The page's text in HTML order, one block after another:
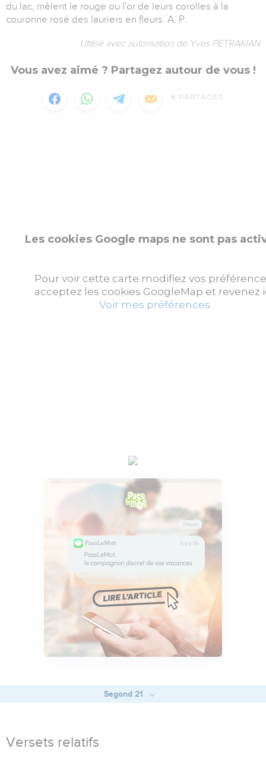
du lac, mêlent le rouge ou l'or de leurs corolles à la
couronne rosé des lauriers en fleurs. A. P.
Utilisé avec autorisation de Yves PETRAKIAN
Vous avez aimé ? Partagez autour de vous !
8 PARTAGES
Les cookies Google maps ne sont pas
Pour voir cette carte modifiez vos
acceptez les cookies GoogleMap et revenez
Voir mes préférences
Segond 21
Versets relatifs